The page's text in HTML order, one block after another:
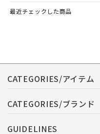
最近チェックした商品
CATEGORIES/アイテム
CATEGORIES/ブランド
GUIDELINES